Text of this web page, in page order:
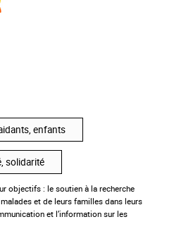
enfants
solidarité
objectifs : le soutien à la recherche
et de leurs familles dans leurs
et l’information sur les